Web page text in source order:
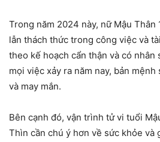
Trong năm 2024 này, nữ Mậu
lẫn thách thức trong công việc và
theo kế hoạch cẩn thận và có nhân
mọi việc xảy ra năm nay, bản
và may mắn.
Bên cạnh đó, vận trình tử vi tuổi
Thìn cần chú ý hơn về sức khỏe và